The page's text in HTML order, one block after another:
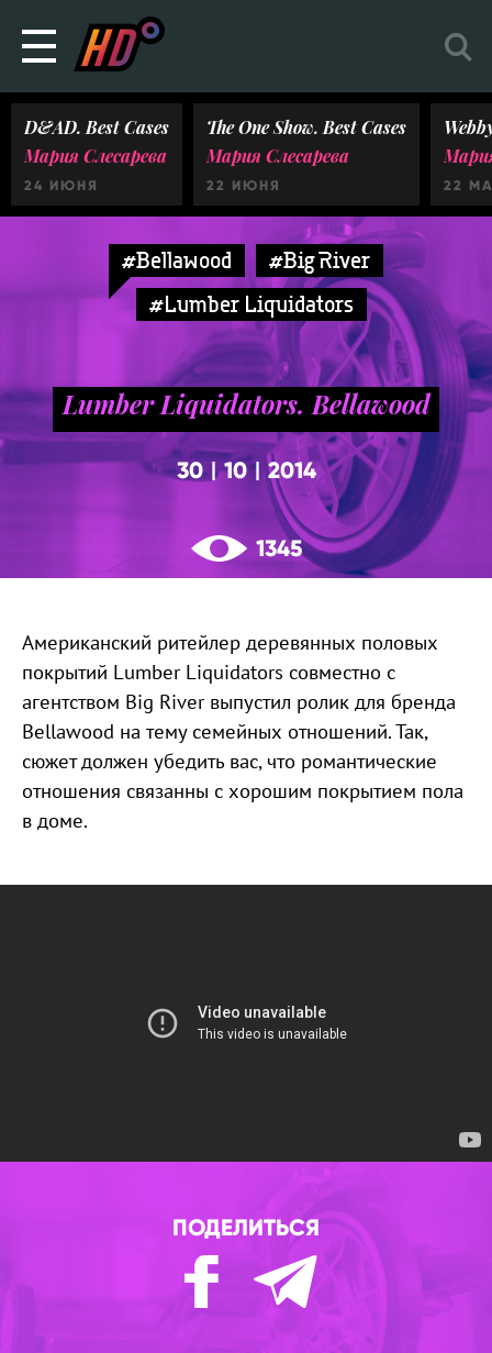
D&AD. Best Cases
Мария Слесарева
24 ИЮНЯ
The One Show. Best Cases
Мария Слесарева
22 ИЮНЯ 22
#Bellawood
#Big River
#Lumber Liquidators
Lumber Liquidators. Bellawood
30 |10| 2014
1345
Американский ритейлер деревянных половых
покрытий Lumber Liquidators совместно с
агентством Big River выпустил ролик для бренда
Bellawood на тему семейных отношений. Так,
сюжет должен убедить вас, что романтические
отношения связанны с хорошим покрытием пола
в доме.
ПОДЕЛИТЬСЯ